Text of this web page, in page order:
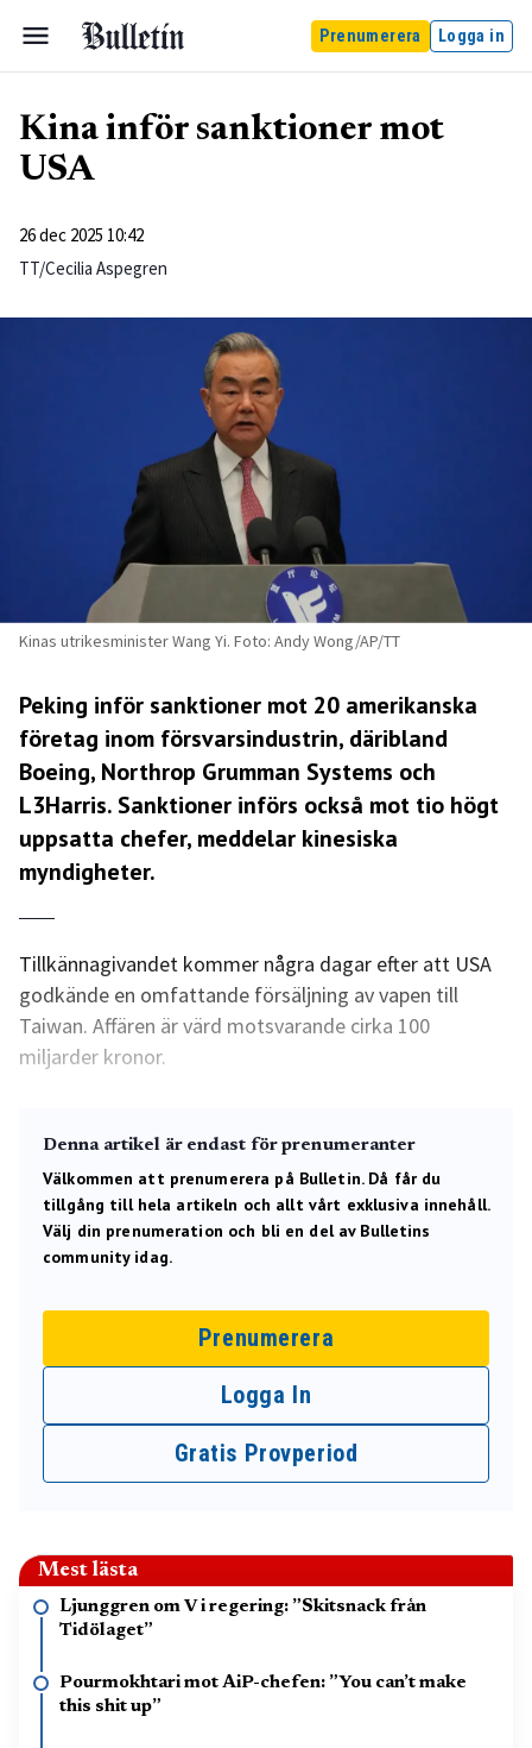
Prenumerera Logga in
Kina inför sanktioner mot
USA
26 dec 2025 10:42
TT/Cecilia Aspegren
Kinas utrikesminister Wang Yi. Foto: Andy Wong/AP/TT
Peking inför sanktioner mot 20 amerikanska
företag inom försvarsindustrin, däribland
Boeing, Northrop Grumman Systems och
L3Harris. Sanktioner införs också mot tio högt
uppsatta chefer, meddelar kinesiska
myndigheter.
Tillkännagivandet kommer några dagar efter att USA
godkände en omfattande försäljning av vapen till
Taiwan. Affären är värd motsvarande cirka 100
miljarder kronor.
Denna artikel är endast för prenumeranter
Välkommen att prenumerera på Bulletin. Då får du
tillgång till hela artikeln och allt vårt exklusiva innehåll.
Välj din prenumeration och bli en del av Bulletins
community idag.
Prenumerera
Logga In
Gratis Provperiod
Mest lästa
Ljunggren om V i regering: ”Skitsnack från
Tidölaget”
Pourmokhtari mot AiP-chefen: ”You can’t make
this shit up”